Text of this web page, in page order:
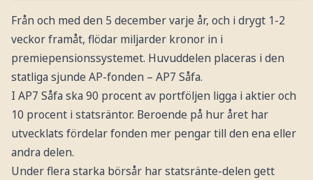
Från och med den 5 december varje år, och i drygt 1-2
veckor framåt, flödar miljarder kronor in i
premiepensionssystemet. Huvuddelen placeras i den
statliga sjunde AP-fonden – AP7 Såfa.
I AP7 Såfa ska 90 procent av portföljen ligga i aktier och
10 procent i statsräntor. Beroende på hur året har
utvecklats fördelar fonden mer pengar till den ena eller
andra delen.
Under flera starka börsår har statsränte-delen gett